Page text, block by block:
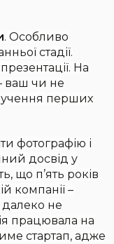
. Особливо
стадії.
На
ваш чи не
перших
фотографію і
досвід у
що п’ять років
компанії –
не
працювала на
стартап, адже